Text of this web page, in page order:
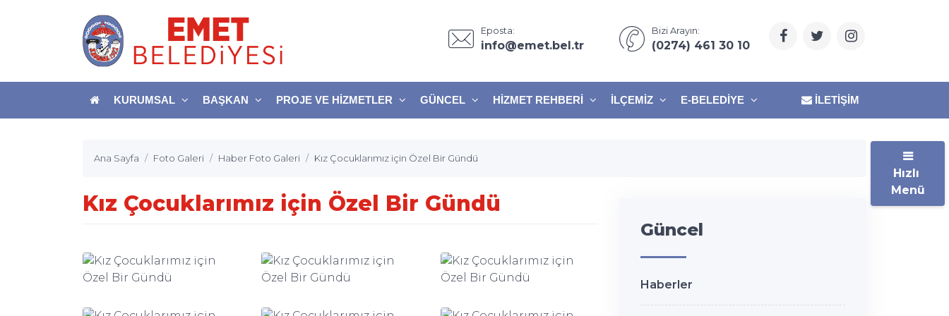
Eposta:
info@emet.bel.tr
Bizi Arayın:
(0274) 461 30 10
KURUMSAL BAŞKAN PROJE VE HIZMETLER GÜNCEL HIZMET REHBERI İLÇEMIZ E-BELEDIYE İLETIŞIM
Ana Sayfa Foto Galeri Haber Foto Galeri Kız Çocuklarımız için Özel Bir Gündü
Kız Çocuklarımız için Özel Bir Gündü
Güncel
Haberler
Hızlı
Menü